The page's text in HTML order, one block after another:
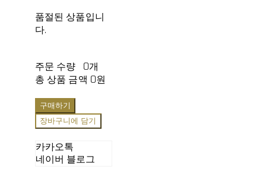
품절된 상품입니
다.
주문 수량
0개
총 상품 금액 0원
구매하기
장바구니에 담기
카카오톡
네이버 블로그